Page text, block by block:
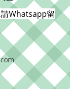
Whatsapp留